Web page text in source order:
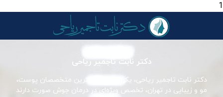
1
دکتر نابت تاجمیر ریاحی
دکتر نابت تاجمیر ریاحی، یکی از برجسته‌ترین متخصصان پوست،
مو و زیبایی در تهران، تخصص ویژه‌ای در درمان جوش صورت دارند